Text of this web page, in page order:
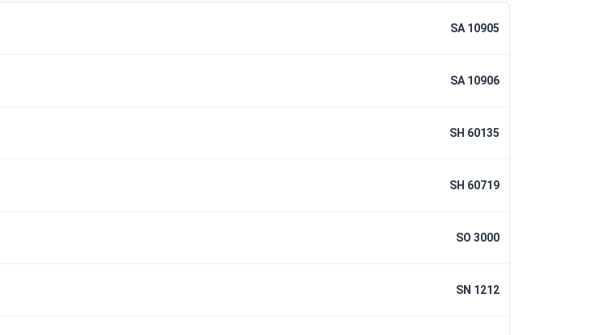
SA 10905
SA 10906
SH 60135
SH 60719
SO 3000
SN 1212